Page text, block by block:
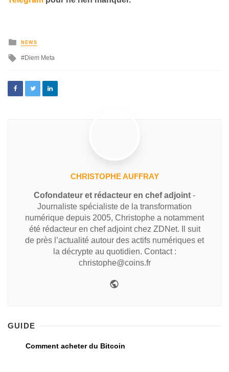
NEWS
Diem Meta
CHRISTOPHE AUFFRAY
Cofondateur et rédacteur en chef adjoint -
Journaliste spécialiste de la transformation
numérique depuis 2005, Christophe a notamment
été rédacteur en chef adjoint chez ZDNet. Il suit
de près l’actualité autour des actifs numériques et
la décrypte au quotidien. Contact :
christophe@coins.fr
GUIDE
Comment acheter du Bitcoin